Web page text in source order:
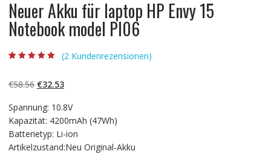
Neuer Akku für laptop HP Envy 15
Notebook model PI06
basierend auf
Kundenbewert
(2 Kundenrezensionen)
€58.56 Ursprünglicher
war:
€58.56
€32.53Aktueller
ist:
€32.53.
Spannung: 10.8V
Kapazität: 4200mAh (47Wh)
Batterietyp: Li-ion
Artikelzustand:Neu Original-Akku